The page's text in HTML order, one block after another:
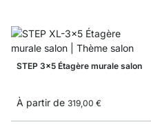
STEP 3x5 Étagère murale salon
À partir de 319,00 €